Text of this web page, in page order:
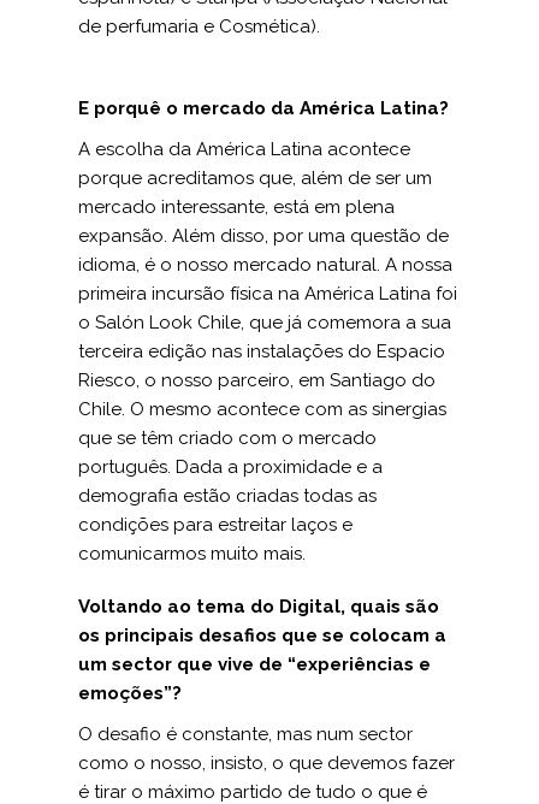
de perfumaria e Cosmética).
E porquê o mercado da América Latina?
A escolha da América Latina acontece
porque acreditamos que, além de ser um
mercado interessante, está em plena
expansão. Além disso, por uma questão de
idioma, é o nosso mercado natural. A nossa
primeira incursão física na América Latina foi
o Salón Look Chile, que já comemora a sua
terceira edição nas instalações do Espacio
Riesco, o nosso parceiro, em Santiago do
Chile. O mesmo acontece com as sinergias
que se têm criado com o mercado
português. Dada a proximidade e a
demografia estão criadas todas as
condições para estreitar laços e
comunicarmos muito mais.
Voltando ao tema do Digital, quais são
os principais desafios que se colocam a
um sector que vive de “experiências e
emoções”?
O desafio é constante, mas num sector
como o nosso, insisto, o que devemos fazer
é tirar o máximo partido de tudo o que é